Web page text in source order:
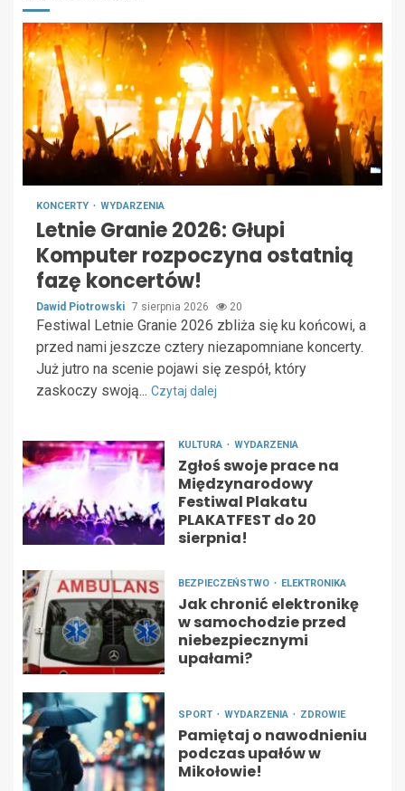
KONCERTY WYDARZENIA
Letnie Granie 2026: Głupi
Komputer rozpoczyna ostatnią
fazę koncertów!
Dawid Piotrowski 7 sierpnia 2026 20
Festiwal Letnie Granie 2026 zbliża się ku końcowi, a
przed nami jeszcze cztery niezapomniane koncerty.
Już jutro na scenie pojawi się zespół, który
zaskoczy swoją... Czytaj dalej
KULTURA WYDARZENIA
Zgłoś swoje prace na
Międzynarodowy
Festiwal Plakatu
PLAKATFEST do 20
sierpnia!
BEZPIECZEŃSTWO ELEKTRONIKA
Jak chronić elektronikę
w samochodzie przed
niebezpiecznymi
upałami?
SPORT WYDARZENIA ZDROWIE
Pamiętaj o nawodnieniu
podczas upałów w
Mikołowie!